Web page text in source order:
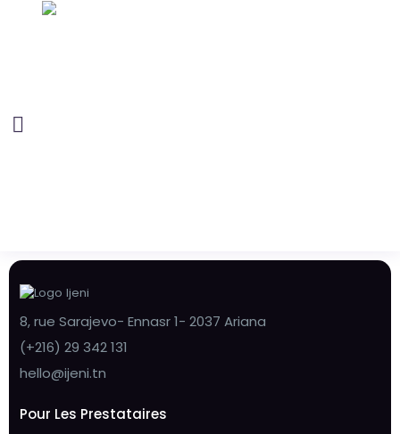
8, rue Sarajevo- Ennasr 1- 2037 Ariana
(+216) 29 342 131
hello@ijeni.tn
Pour Les Prestataires